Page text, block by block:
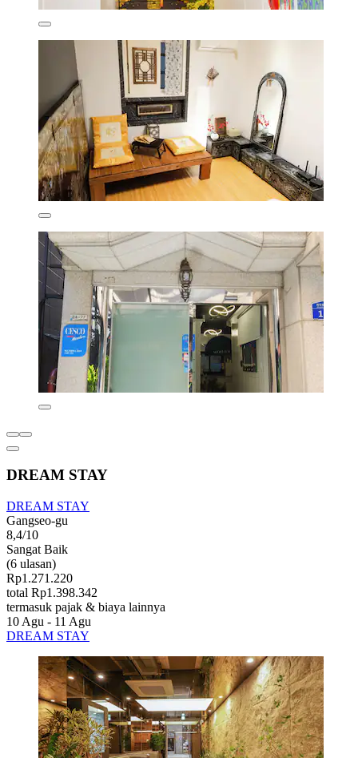
DREAM STAY
DREAM STAY
Gangseo-gu
8,4/10
Sangat Baik
(6 ulasan)
Rp1.271.220
total Rp1.398.342
termasuk pajak & biaya lainnya
10 Agu - 11 Agu
DREAM STAY